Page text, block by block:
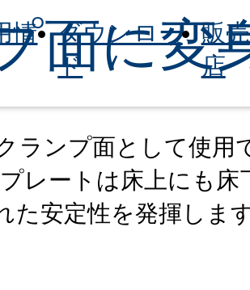
情
ダウンロー
ド
販売
店
面に変
ランプ面として使用
レートは床上にも床
安定性を発揮します